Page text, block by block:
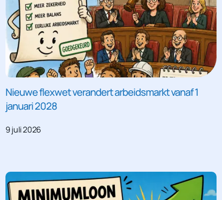
Nieuwe flexwet verandert arbeidsmarkt vanaf 1
januari 2028
9 juli 2026